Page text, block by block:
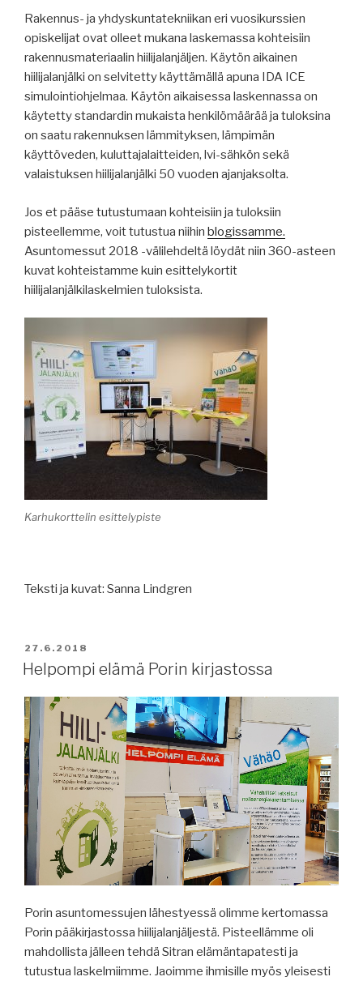
Rakennus- ja yhdyskuntatekniikan eri vuosikurssien
opiskelijat ovat olleet mukana laskemassa kohteisiin
rakennusmateriaalin hiilijalanjäljen. Käytön aikainen
hiilijalanjälki on selvitetty käyttämällä apuna IDA ICE
simulointiohjelmaa. Käytön aikaisessa laskennassa on
käytetty standardin mukaista henkilömäärää ja tuloksina
on saatu rakennuksen lämmityksen, lämpimän
käyttöveden, kuluttajalaitteiden, lvi-sähkön sekä
valaistuksen hiilijalanjälki 50 vuoden ajanjaksolta.
Jos et pääse tutustumaan kohteisiin ja tuloksiin
pisteellemme, voit tutustua niihin blogissamme.
Asuntomessut 2018 -välilehdeltä löydät niin 360-asteen
kuvat kohteistamme kuin esittelykortit
hiilijalanjälkilaskelmien tuloksista.
Karhukorttelin esittelypiste
Teksti ja kuvat: Sanna Lindgren
JULKAISTU
27.6.2018
Helpompi elämä Porin kirjastossa
Porin asuntomessujen lähestyessä olimme kertomassa
Porin pääkirjastossa hiilijalanjäljestä. Pisteellämme oli
mahdollista jälleen tehdä Sitran elämäntapatesti ja
tutustua laskelmiimme. Jaoimme ihmisille myös yleisesti